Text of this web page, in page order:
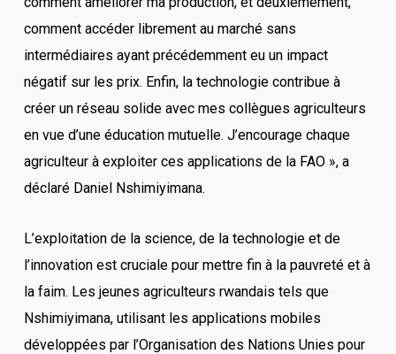
comment accéder librement au marché sans
intermédiaires ayant précédemment eu un impact
négatif sur les prix. Enfin, la technologie contribue à
créer un réseau solide avec mes collègues agriculteurs
en vue d’une éducation mutuelle. J’encourage chaque
agriculteur à exploiter ces applications de la FAO », a
déclaré Daniel Nshimiyimana.
L’exploitation de la science, de la technologie et de
l’innovation est cruciale pour mettre fin à la pauvreté et à
la faim. Les jeunes agriculteurs rwandais tels que
Nshimiyimana, utilisant les applications mobiles
développées par l’Organisation des Nations Unies pour